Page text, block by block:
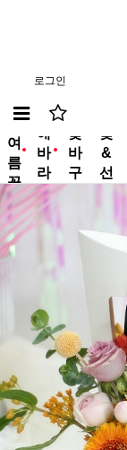
로그인
new
여
름
꽃
new
해
바
라
기
꽃
바
구
꽃
&
선